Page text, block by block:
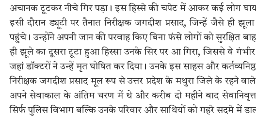
अचानक टूटकर नीचे गिर पड़ा। इस हिस्से की चपेट में आकर कई लोग
इसी दौरान ड्यूटी पर तैनात निरीक्षक जगदीश प्रसाद, जिन्हें जैसे ही
पहुंचे। उन्होंने अपनी जान की परवाह किए बिना फंसे लोगों को सुरक्षित
ही झूले का दूसरा टूटा हुआ हिस्सा उनके सिर पर आ गिरा, जिससे वे
जहां डॉक्टरों ने उन्हें मृत घोषित कर दिया। उनके इस साहस और
निरीक्षक जगदीश प्रसाद मूल रूप से उत्तर प्रदेश के मथुरा जिले के रहने
अपने सेवाकाल के अंतिम चरण में थे और करीब दो महीने बाद
सिर्फ पुलिस विभाग बल्कि उनके परिवार और साथियों को गहरे सदमे में